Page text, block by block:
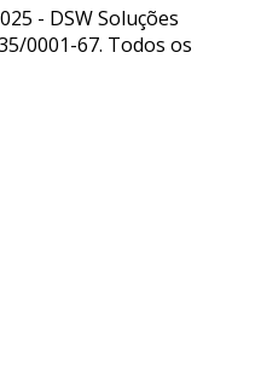
- DSW Soluções
0001-67. Todos os